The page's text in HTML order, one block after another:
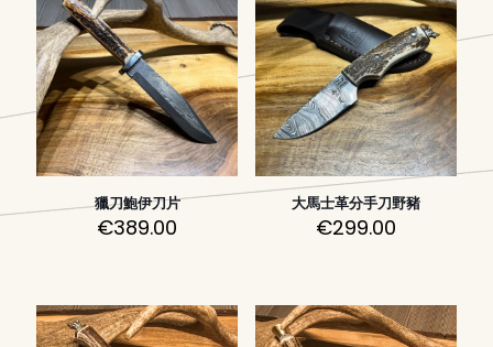
獵刀鮑伊刀片
€389.00
大馬士革分手刀野豬
€299.00